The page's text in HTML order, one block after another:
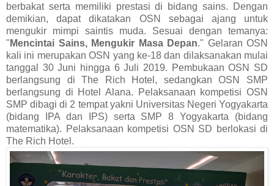
berbakat serta memiliki prestasi di bidang sains. Dengan
demikian, dapat dikatakan OSN sebagai ajang untuk
mengukir mimpi saintis muda. Sesuai dengan temanya:
" Mencintai Sains, Mengukir Masa Depan." Gelaran OSN
kali ini merupakan OSN yang ke-18 dan dilaksanakan mulai
tanggal 30 Juni hingga 6 Juli 2019. Pembukaan OSN SD
berlangsung di The Rich Hotel, sedangkan OSN SMP
berlangsung di Hotel Alana. Pelaksanaan kompetisi OSN
SMP dibagi di 2 tempat yakni Universitas Negeri Yogyakarta
(bidang IPA dan IPS) serta SMP 8 Yogyakarta (bidang
matematika). Pelaksanaan kompetisi OSN SD berlokasi di
The Rich Hotel.